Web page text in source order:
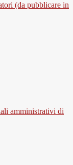
(da pubblicare in
amministrativi di